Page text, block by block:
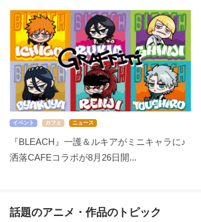
イベント カフェ ニュース
『BLEACH』一護＆ルキアがミニキャラに♪
洒落CAFEコラボが8月26日開...
話題のアニメ・作品のトピック